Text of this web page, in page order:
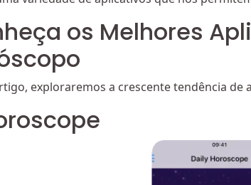
os Melhores
exploraremos a crescente tendência